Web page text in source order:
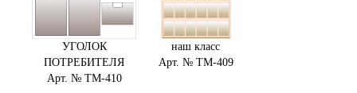
УГОЛОК
ПОТРЕБИТЕЛЯ
Арт. № ТМ-410
наш класс
Арт. № ТМ-409